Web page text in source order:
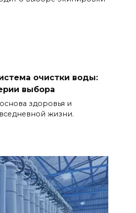
очистки воды:
выбора
здоровья и
жизни.